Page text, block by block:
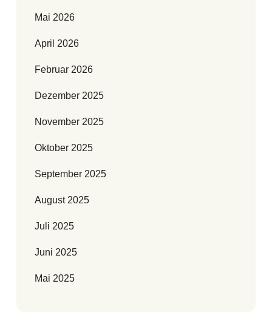
Mai 2026
April 2026
Februar 2026
Dezember 2025
November 2025
Oktober 2025
September 2025
August 2025
Juli 2025
Juni 2025
Mai 2025